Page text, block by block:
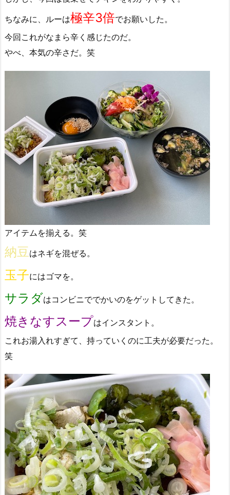
ちなみに、ルーは極辛3倍でお願いした。
今回これがなまら辛く感じたのだ。
やべ、本気の辛さだ。笑
アイテムを揃える。笑
納豆はネギを混ぜる。
玉子にはゴマを。
サラダはコンビニででかいのをゲットしてきた。
焼きなすスープはインスタント。
これお湯入れすぎて、持っていくのに工夫が必要だった。
笑